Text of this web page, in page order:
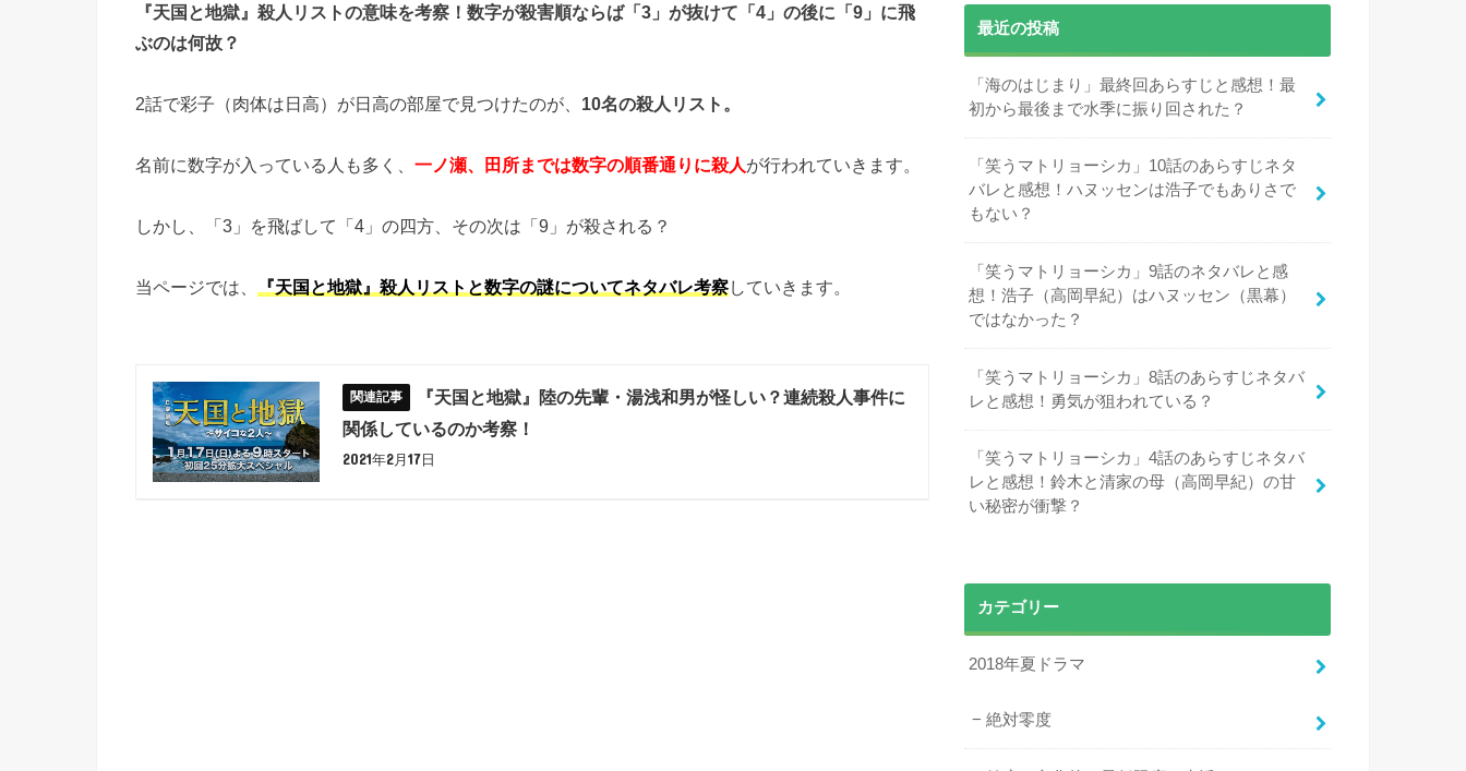
『天国と地獄』殺人リストの意味を考察！数字が殺害順ならば「3」が抜けて「4」の後に「9」に飛
ぶのは何故？
2話で彩子（肉体は日高）が日高の部屋で見つけたのが、 10名の殺人リスト。
名前に数字が入っている人も多く、 一ノ瀬、田所までは数字の順番通りに殺人が行われていきます。
しかし、「3」を飛ばして「4」の四方、その次は「9」が殺される？
当ページでは、 『天国と地獄』殺人リストと数字の謎についてネタバレ考察していきます。
『天国と地獄』陸の先輩・湯浅和男が怪しい？連続殺人事件に
関係しているのか考察！
2021年2月17日
最近の投稿
「海のはじまり」最終回あらすじと感想！最
初から最後まで水季に振り回された？
「笑うマトリョーシカ」10話のあらすじネタ
バレと感想！ハヌッセンは浩子でもありさで
もない？
「笑うマトリョーシカ」9話のネタバレと感
想！浩子（高岡早紀）はハヌッセン（黒幕）
ではなかった？
「笑うマトリョーシカ」8話のあらすじネタバ
レと感想！勇気が狙われている？
「笑うマトリョーシカ」4話のあらすじネタバ
レと感想！鈴木と清家の母（高岡早紀）の甘
い秘密が衝撃？
カテゴリー
2018年夏ドラマ
絶対零度